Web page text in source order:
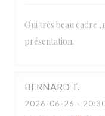
Oui très beau cadre
présentation.
BERNARD T
2026-06-26 -